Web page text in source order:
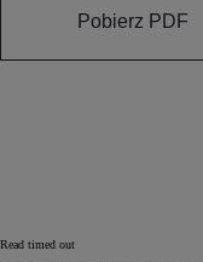
Pobierz PDF
Read timed out